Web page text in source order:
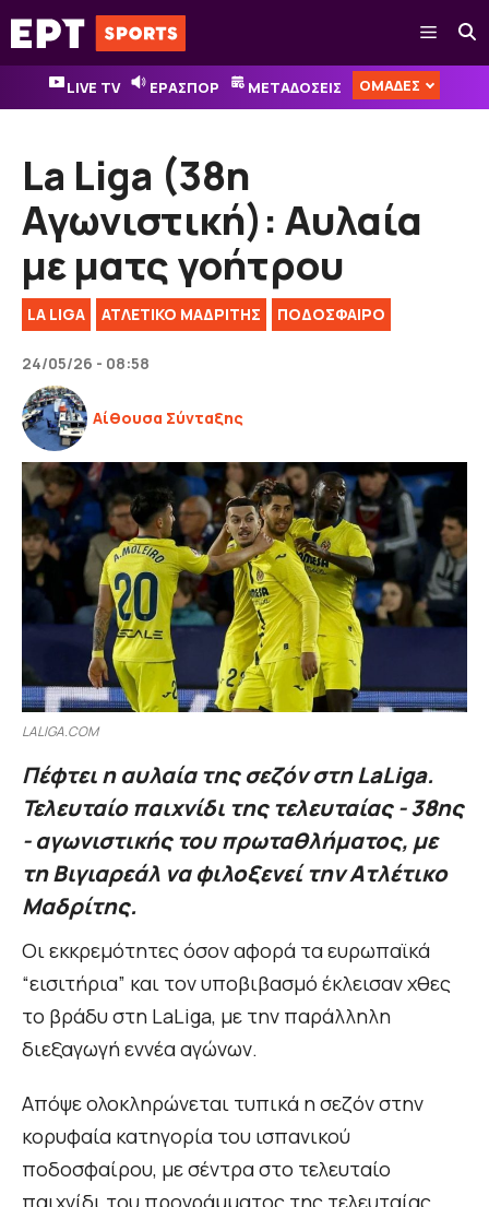
Μετάβαση
σε
περιεχόμενο
Μενού
LIVE TV ΕΡΑΣΠΟΡ ΜΕΤΑΔΟΣΕΙΣ ΟΜΑΔΕΣ
La Liga (38η
Αγωνιστική): Αυλαία
με ματς γοήτρου
LA LIGA ΑΤΛΕΤΙΚΟ ΜΑΔΡΙΤΗΣ ΠΟΔΟΣΦΑΙΡΟ
24/05/26 - 08:58
Αίθουσα Σύνταξης
LALIGA.COM
Πέφτει η αυλαία της σεζόν στη LaLiga.
Τελευταίο παιχνίδι της τελευταίας - 38ης
- αγωνιστικής του πρωταθλήματος, με
τη Βιγιαρεάλ να φιλοξενεί την Ατλέτικο
Μαδρίτης.
Οι εκκρεμότητες όσον αφορά τα ευρωπαϊκά
“εισιτήρια” και τον υποβιβασμό έκλεισαν χθες
το βράδυ στη LaLiga, με την παράλληλη
διεξαγωγή εννέα αγώνων.
Απόψε ολοκληρώνεται τυπικά η σεζόν στην
κορυφαία κατηγορία του ισπανικού
ποδοσφαίρου, με σέντρα στο τελευταίο